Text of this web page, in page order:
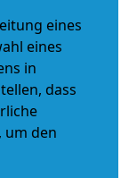
eines
eines
in
dass
um den